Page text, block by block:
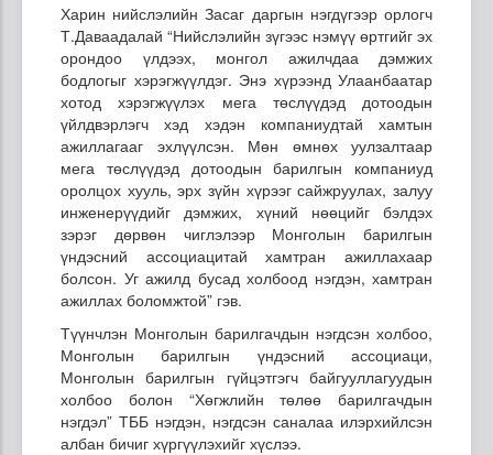
Харин нийслэлийн Засаг даргын нэгдүгээр орлогч
Т.Даваадалай “Нийслэлийн зүгээс нэмүү өртгийг эх
орондоо үлдээх, монгол ажилчдаа дэмжих
бодлогыг хэрэгжүүлдэг. Энэ хүрээнд Улаанбаатар
хотод хэрэгжүүлэх мега төслүүдэд дотоодын
үйлдвэрлэгч хэд хэдэн компаниудтай хамтын
ажиллагааг эхлүүлсэн. Мөн өмнөх уулзалтаар
мега төслүүдэд дотоодын барилгын компаниуд
оролцох хууль, эрх зүйн хүрээг сайжруулах, залуу
инженерүүдийг дэмжих, хүний нөөцийг бэлдэх
зэрэг дөрвөн чиглэлээр Монголын барилгын
үндэсний ассоциацитай хамтран ажиллахаар
болсон. Уг ажилд бусад холбоод нэгдэн, хамтран
ажиллах боломжтой” гэв.
Түүнчлэн Монголын барилгачдын нэгдсэн холбоо,
Монголын барилгын үндэсний ассоциаци,
Монголын барилгын гүйцэтгэгч байгууллагуудын
холбоо болон “Хөгжлийн төлөө барилгачдын
нэгдэл” ТББ нэгдэн, нэгдсэн саналаа илэрхийлсэн
албан бичиг хүргүүлэхийг хүслээ.